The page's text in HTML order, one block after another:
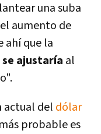
una suba
aumento de
ahí­ que la
se ajustarí­a al
actual del dólar
probable es